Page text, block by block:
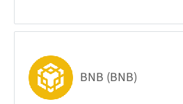
BNB (BNB)